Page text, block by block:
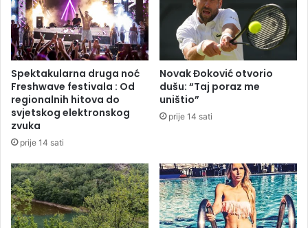
:
I
z
a
n
j
e
a
s
a
l
o
v
i
-
g
o
d
š
j
e
d
e
v
o
j
č
Spektakularna druga noć
Freshwave festivala : Od
regionalnih hitova do
svjetskog elektronskog
zvuka
prije 14 sati
Novak Đoković otvorio
dušu: “Taj poraz me
uništio”
prije 14 sati